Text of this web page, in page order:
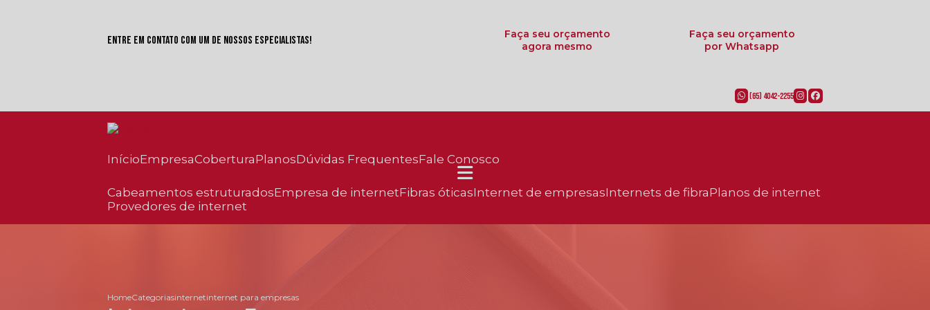
Entre em contato com um de nossos especialistas!
Faça seu orçamento
agora mesmo
Faça seu orçamento
por Whatsapp
(65) 4042-2255
Início Empresa Cobertura Planos Dúvidas Frequentes Fale Conosco
cabeamentos estruturados empresa de internet fibras óticas internet de empresas internets de fibra
planos de internet
provedores de internet
HomeCategoriasinternetinternet para empresas